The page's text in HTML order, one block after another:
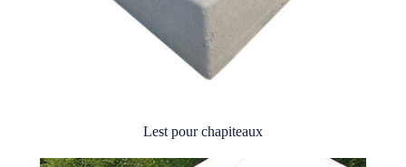
Lest pour chapiteaux